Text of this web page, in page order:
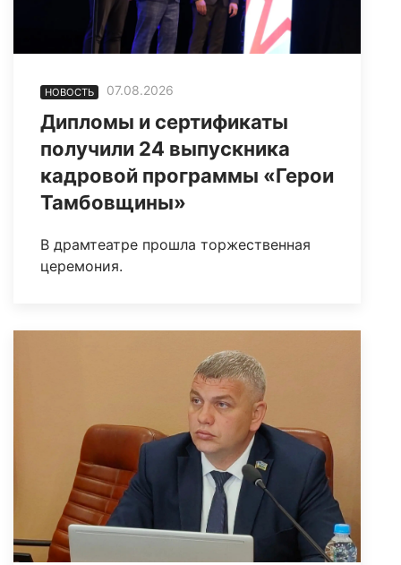
НОВОСТЬ 07.08.2026
Дипломы и сертификаты
получили 24 выпускника
кадровой программы «Герои
Тамбовщины»
В драмтеатре прошла торжественная
церемония.